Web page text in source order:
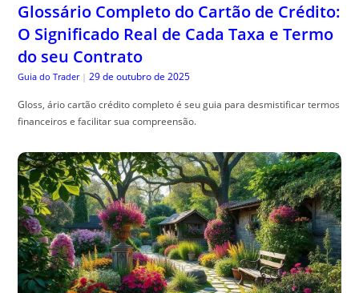
Glossário Completo do Cartão de Crédito:
O Significado Real de Cada Taxa e Termo
do seu Contrato
Guia do Trader | 29 de outubro de 2025
Gloss, ário cartão crédito completo é seu guia para desmistificar termos
financeiros e facilitar sua compreensão.